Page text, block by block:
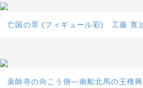
亡国の罪 (フィギュール彩) 工藤 寛
薬師寺の向こう側―南船北馬の王権